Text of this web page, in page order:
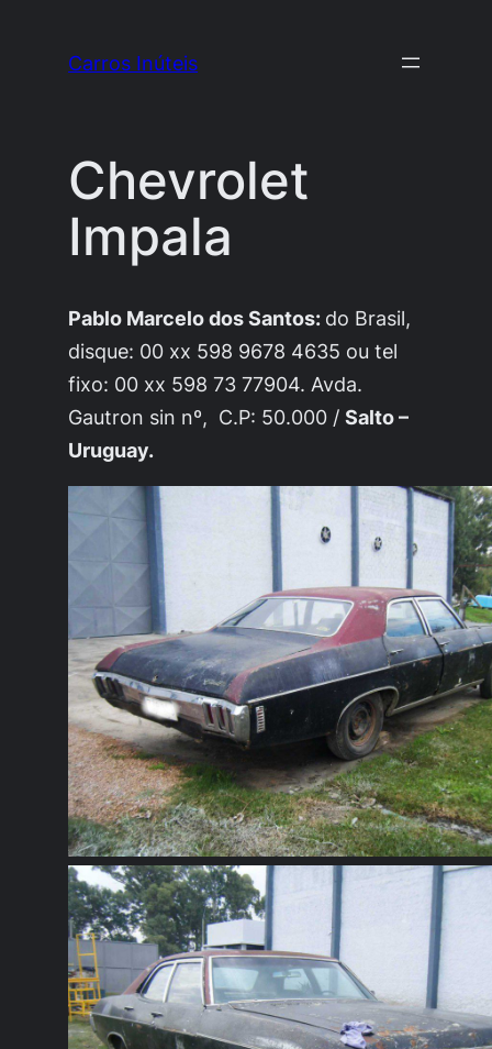
Carros Inúteis
Chevrolet
Impala
Pablo Marcelo dos Santos: do Brasil,
disque: 00 xx 598 9678 4635 ou tel
fixo: 00 xx 598 73 77904. Avda.
Gautron sin nº, C.P: 50.000 /Salto –
Uruguay.